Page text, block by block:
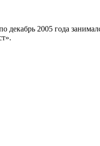
декабрь 2005 года